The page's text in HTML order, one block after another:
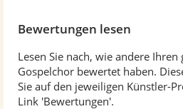
Bewertungen lesen
Lesen Sie nach, wie andere
Gospelchor bewertet haben.
Sie auf den jeweiligen Künstler-
Link 'Bewertungen'.